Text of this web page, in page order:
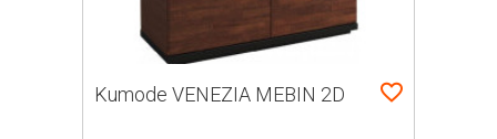
Kumode VENEZIA MEBIN 2D